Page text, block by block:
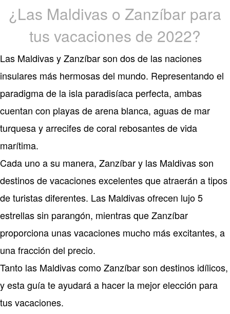
¿Las Maldivas o Zanzíbar para
tus vacaciones de 2022?
Las Maldivas y Zanzíbar son dos de las naciones
insulares más hermosas del mundo. Representando el
paradigma de la isla paradisíaca perfecta, ambas
cuentan con playas de arena blanca, aguas de mar
turquesa y arrecifes de coral rebosantes de vida
marítima.
Cada uno a su manera, Zanzíbar y las Maldivas son
destinos de vacaciones excelentes que atraerán a tipos
de turistas diferentes. Las Maldivas ofrecen lujo 5
estrellas sin parangón, mientras que Zanzíbar
proporciona unas vacaciones mucho más excitantes, a
una fracción del precio.
Tanto las Maldivas como Zanzíbar son destinos idílicos,
y esta guía te ayudará a hacer la mejor elección para
tus vacaciones.